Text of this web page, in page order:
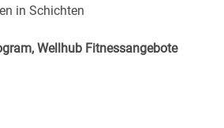
in Schichten
Wellhub Fitnessangebote